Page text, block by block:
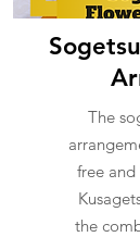
The
free
the